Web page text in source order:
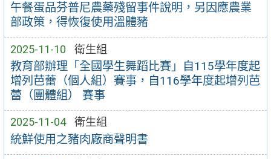
午餐蛋品芬普尼農藥殘留事件說明，另因應農業
部政策，得恢復使用溫體豬
2025-11-10 衛生組
教育部辦理「全國學生舞蹈比賽」自115學年度起
增列芭蕾（個人組）賽事，自116學年度起增列芭
蕾（團體組） 賽事
2025-11-04 衛生組
統鮮使用之豬肉廠商聲明書